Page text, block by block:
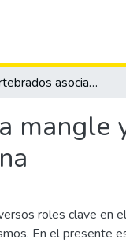
Macroinvertebrados asociados a Rhizophora mangle y al Avicennia germinans en la comuna Jambelí, Santa Elena
mangle
roles clave en
En el presente